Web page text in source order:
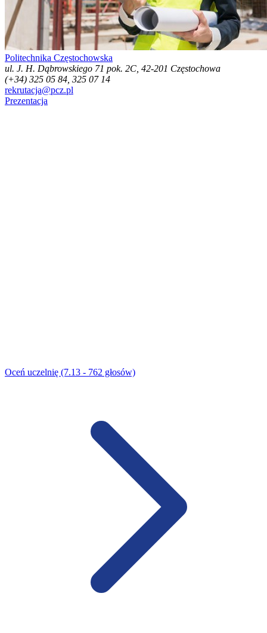
Politechnika Częstochowska
ul. J. H. Dąbrowskiego 71 pok. 2C, 42-201 Częstochowa
(+34) 325 05 84, 325 07 14
rekrutacja@pcz.pl
Prezentacja
Oceń uczelnię (7.13 - 762 głosów)